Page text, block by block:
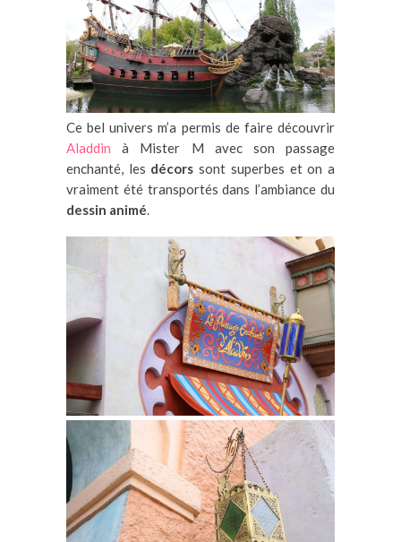
Ce bel univers m’a permis de faire découvrir
Aladdinà Mister M avec son passage
enchanté, les décors sont superbes et on a
vraiment été transportés dans l’ambiance du
dessin animé.